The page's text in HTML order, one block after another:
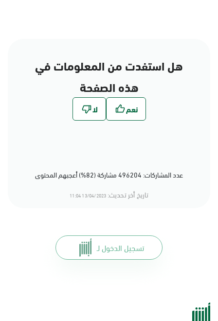
هل استفدت من المعلومات في
هذه الصفحة
عدد المشاركات: 496204 مشاركة (82%) أعجبهم المحتوى
تاريخ أخر تحديث: 13/04/2023 11:04
تسجيل الدخول لـ